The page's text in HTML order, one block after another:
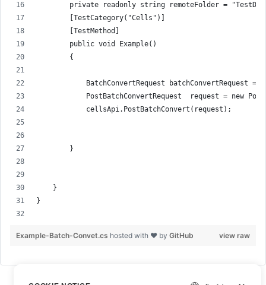
private readonly string remoteFolder =
        [TestCategory("Cells")]
        [TestMethod]
        public void Example()
        {
BatchConvertRequest batchConvertRequest =
PostBatchConvertRequest  request = new
            cellsApi.PostBatchConvert(request);
        }
    }
}
view raw
Example-Batch-Convet.cs hosted with ❤ by GitHub